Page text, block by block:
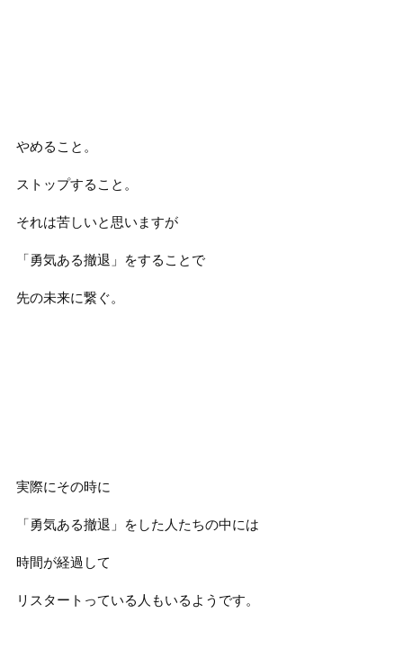
やめること。
ストップすること。
それは苦しいと思いますが
「勇気ある撤退」をすることで
先の未来に繋ぐ。
実際にその時に
「勇気ある撤退」をした人たちの中には
時間が経過して
リスタートっている人もいるようです。